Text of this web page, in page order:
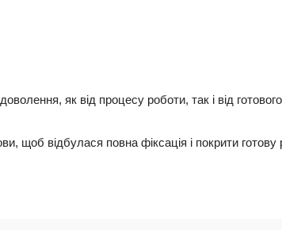
як від процесу роботи, так і від
щоб відбулася повна фіксація і покрити